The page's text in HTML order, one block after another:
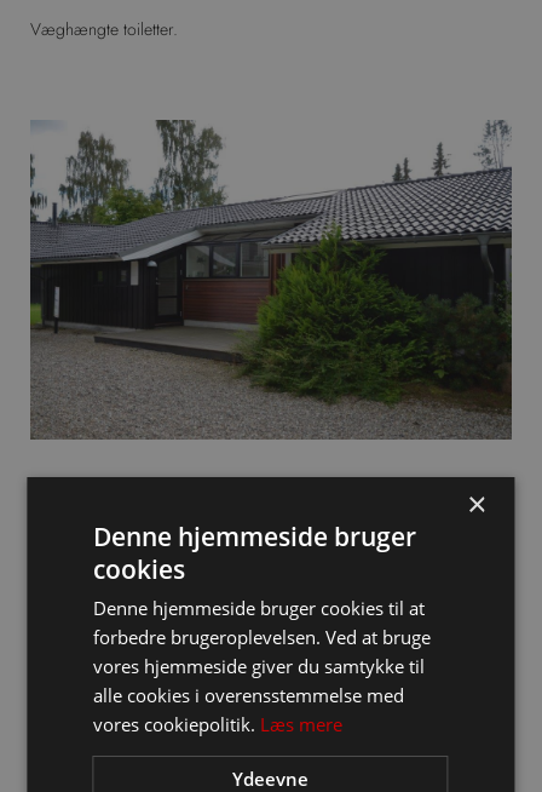
Væghængte toiletter.
Inspiration fra Hornbæk
×
Denne hjemmeside bruger
cookies
Denne hjemmeside bruger cookies til at
forbedre brugeroplevelsen. Ved at bruge
vores hjemmeside giver du samtykke til
alle cookies i overensstemmelse med
vores cookiepolitik. Læs mere
Ydeevne